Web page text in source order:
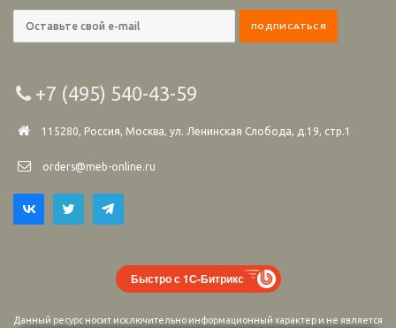
+7 (495) 540-43-59
115280, Россия, Москва, ул. Ленинская Слобода, д.19, стр.1
orders@meb-online.ru
Быстро с 1С-Битрикс
Данный ресурс носит исключительно информационный характер и не является